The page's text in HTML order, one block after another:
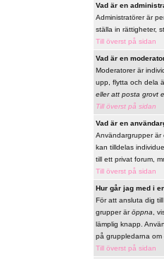
Vad är en
Administratörer är
ställa in rättigheter,
Till överst på sidan
Vad är en
Moderatorer är
upp, flytta och dela
eller att posta grovt
Till överst på sidan
Vad är en
Användargrupper är
kan tilldelas
till ett privat forum,
Till överst på sidan
Hur går jag med i
För att ansluta dig
grupper äröppna ,
lämplig knapp.
på gruppledarna om
Till överst på sidan